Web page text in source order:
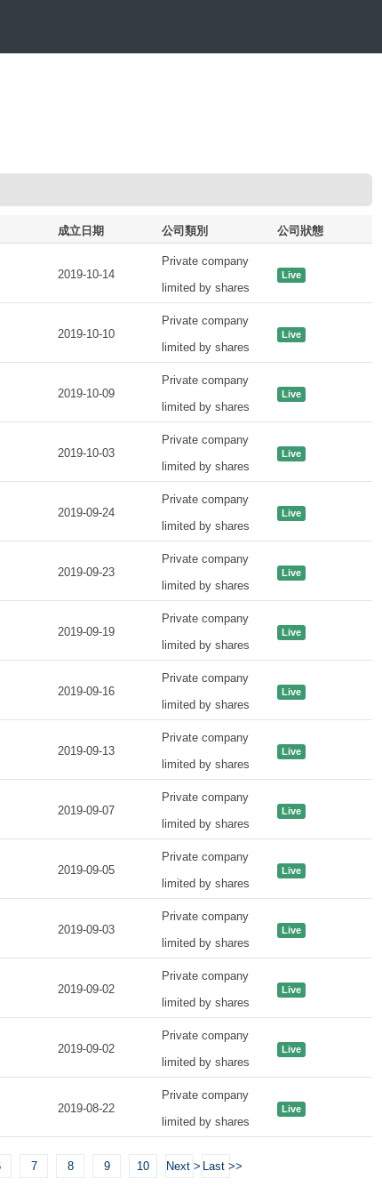
成立日期 公司類別 公司狀態
2019-10-14
Private company
limited by shares
Live
2019-10-10
Private company
limited by shares
Live
2019-10-09
Private company
limited by shares
Live
2019-10-03
Private company
limited by shares
Live
2019-09-24
Private company
limited by shares
Live
2019-09-23
Private company
limited by shares
Live
2019-09-19
Private company
limited by shares
Live
2019-09-16
Private company
limited by shares
Live
2019-09-13
Private company
limited by shares
Live
2019-09-07
Private company
limited by shares
Live
2019-09-05
Private company
limited by shares
Live
2019-09-03
Private company
limited by shares
Live
2019-09-02
Private company
limited by shares
Live
2019-09-02
Private company
limited by shares
Live
2019-08-22
Private company
limited by shares
Live
7 8 9 10 Next > Last >>